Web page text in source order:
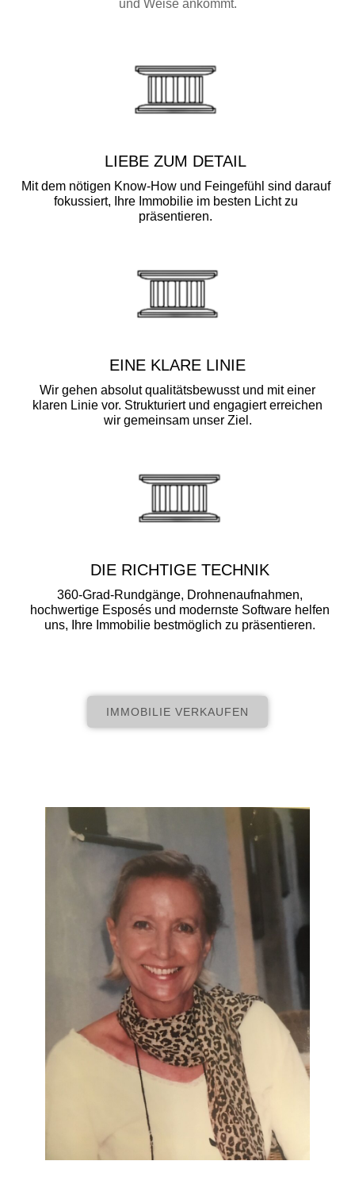
und Weise ankommt.
LIEBE ZUM DETAIL
Mit dem nötigen Know-How und Feingefühl sind darauf
fokussiert, Ihre Immobilie im besten Licht zu
präsentieren.
EINE KLARE LINIE
Wir gehen absolut qualitätsbewusst und mit einer
klaren Linie vor. Strukturiert und engagiert erreichen
wir gemeinsam unser Ziel.
DIE RICHTIGE TECHNIK
360-Grad-Rundgänge, Drohnenaufnahmen,
hochwertige Esposés und modernste Software helfen
uns, Ihre Immobilie bestmöglich zu präsentieren.
IMMOBILIE VERKAUFEN